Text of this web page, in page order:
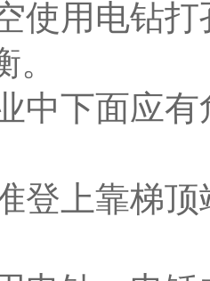
用电钻打
下面应有
上靠梯顶